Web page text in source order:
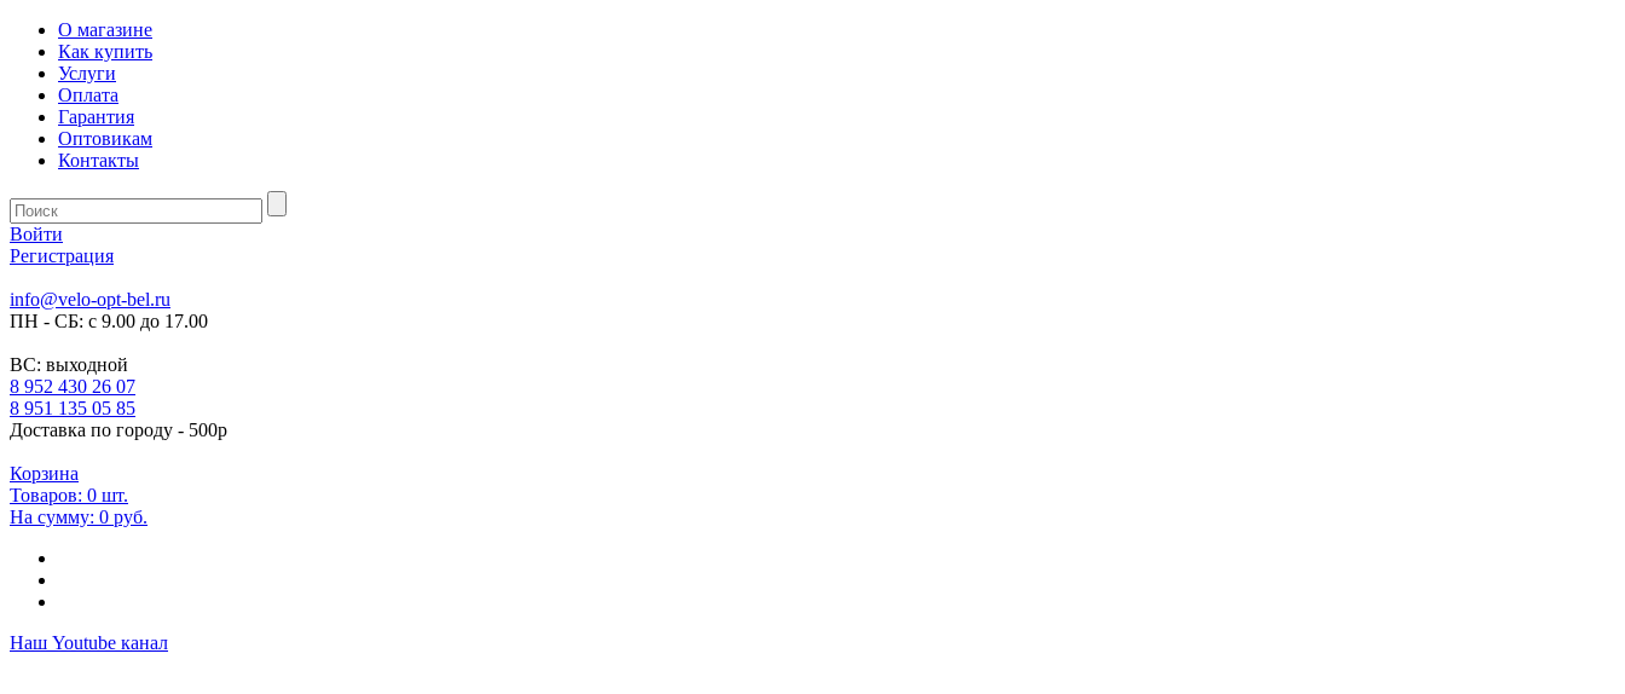
О магазине
Как купить
Услуги
Оплата
Гарантия
Оптовикам
Контакты
Войти
Регистрация
info@velo-opt-bel.ru
ПН - СБ: с 9.00 до 17.00
ВС: выходной
8 952 430 26 07
8 951 135 05 85
Доставка по городу - 500р
Корзина
Товаров: 0 шт.
На сумму: 0 руб.
Наш Youtube канал